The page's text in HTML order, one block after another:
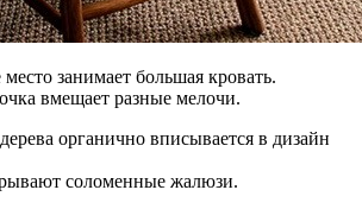
занимает большая кровать.
вмещает разные мелочи.
органично вписывается в дизайн
соломенные жалюзи.